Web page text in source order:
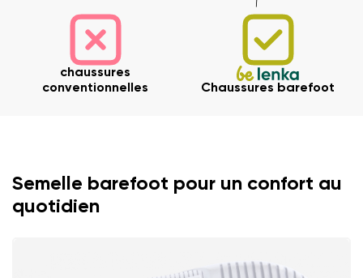
Changer de région
chaussures
conventionnelles
Chaussures barefoot
Semelle barefoot pour un confort au
quotidien
Votre prénom et nom
N° de commande